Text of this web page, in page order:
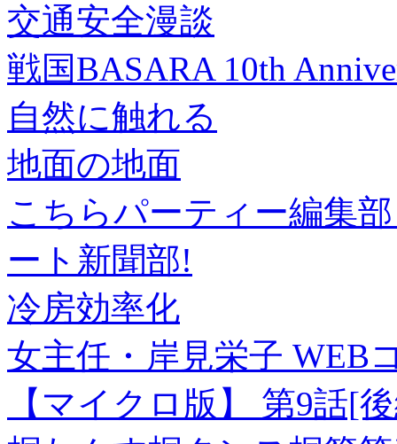
交通安全漫談
戦国BASARA 10th
自然に触れる
地面の地面
こちらパーティー編集
ート新聞部!
冷房効率化
女主任・岸見栄子 WEB
【マイクロ版】 第9話[